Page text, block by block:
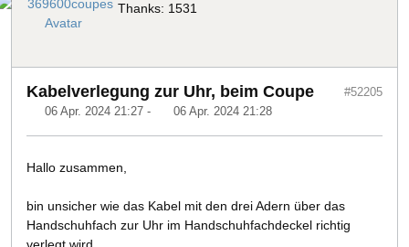
Thanks: 1531
Kabelverlegung zur Uhr, beim Coupe
06 Apr. 2024 21:27 - 06 Apr. 2024 21:28
#52205
Hallo zusammen,
bin unsicher wie das Kabel mit den drei Adern über das
Handschuhfach zur Uhr im Handschuhfachdeckel richtig